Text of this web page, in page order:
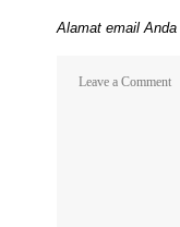
Alamat email